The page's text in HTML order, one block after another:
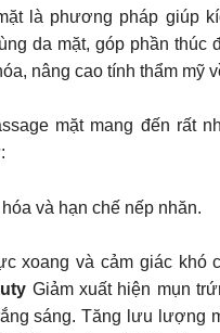
là phương pháp giúp
da mặt, góp phần thúc
nâng cao tính thẩm mỹ
mặt mang đến rất
và hạn chế nếp nhăn.
xoang và cảm giác khó
Giảm xuất hiện mụn
sáng. Tăng lưu lượng